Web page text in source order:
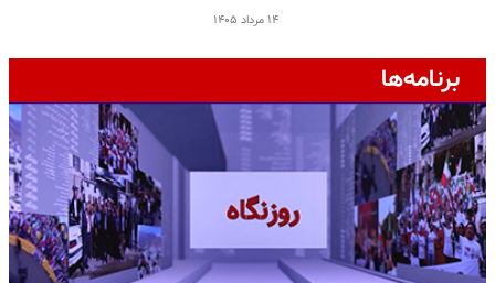
۱۴ مرداد ۱۴۰۵
برنامه‌ها